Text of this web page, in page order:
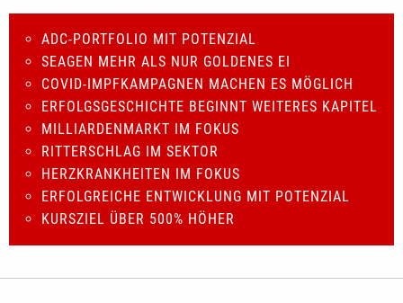
ADC-PORTFOLIO MIT POTENZIAL
SEAGEN MEHR ALS NUR GOLDENES EI
COVID-IMPFKAMPAGNEN MACHEN ES MÖGLICH
ERFOLGSGESCHICHTE BEGINNT WEITERES KAPITEL
MILLIARDENMARKT IM FOKUS
RITTERSCHLAG IM SEKTOR
HERZKRANKHEITEN IM FOKUS
ERFOLGREICHE ENTWICKLUNG MIT POTENZIAL
KURSZIEL ÜBER 500% HÖHER